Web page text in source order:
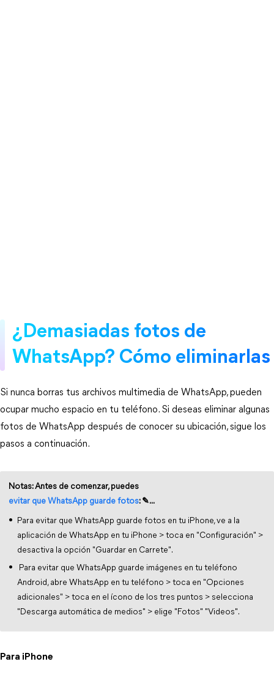
¿Demasiadas fotos de
WhatsApp? Cómo eliminarlas
Si nunca borras tus archivos multimedia de WhatsApp, pueden
ocupar mucho espacio en tu teléfono. Si deseas eliminar algunas
fotos de WhatsApp después de conocer su ubicación, sigue los
pasos a continuación.
Notas: Antes de comenzar, puedes
evitar que WhatsApp guarde fotos: ✎...
Para evitar que WhatsApp guarde fotos en tu iPhone, ve a la
aplicación de WhatsApp en tu iPhone > toca en "Configuración" >
desactiva la opción "Guardar en Carrete".
Para evitar que WhatsApp guarde imágenes en tu teléfono
Android, abre WhatsApp en tu teléfono > toca en "Opciones
adicionales" > toca en el ícono de los tres puntos > selecciona
"Descarga automática de medios" > elige "Fotos" "Videos".
Para iPhone